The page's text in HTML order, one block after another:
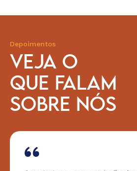
Depoimentos
VEJA O
QUE FALAM
SOBRE NÓS